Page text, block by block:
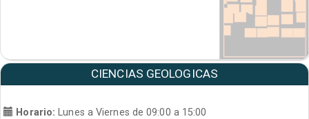
CIENCIAS GEOLOGICAS
Horario: Lunes a Viernes de 09:00 a 15:00